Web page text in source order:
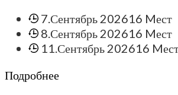
7.Сентябрь 202616 Mест
8.Сентябрь 202616 Mест
11.Сентябрь 202616
Подробнее